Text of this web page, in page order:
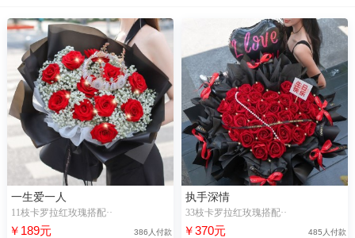
一生爱一人
11枝卡罗拉红玫瑰搭配··
￥189元 386人付款
执手深情
33枝卡罗拉红玫瑰搭配··
￥370元 485人付款